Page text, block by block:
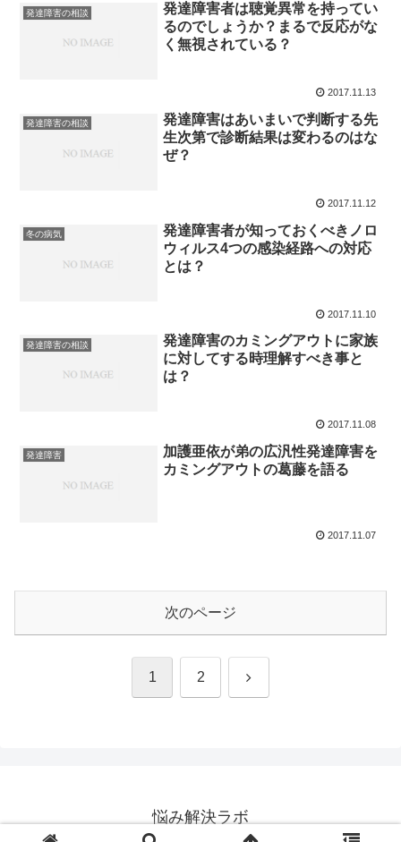
発達障害の相談
発達障害者は聴覚異常を持ってい
るのでしょうか？まるで反応がな
く無視されている？
2017.11.13
発達障害の相談
発達障害はあいまいで判断する先
生次第で診断結果は変わるのはな
ぜ？
2017.11.12
冬の病気
発達障害者が知っておくべきノロ
ウィルス4つの感染経路への対応
とは？
2017.11.10
発達障害の相談
発達障害のカミングアウトに家族
に対してする時理解すべき事と
は？
2017.11.08
発達障害
加護亜依が弟の広汎性発達障害を
カミングアウトの葛藤を語る
2017.11.07
次のページ
1 2 次
悩み解決ラボ